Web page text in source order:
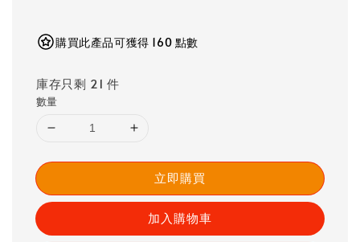
購買此產品可獲得 160 點數
庫存只剩 21 件
數量
立即購買
加入購物車